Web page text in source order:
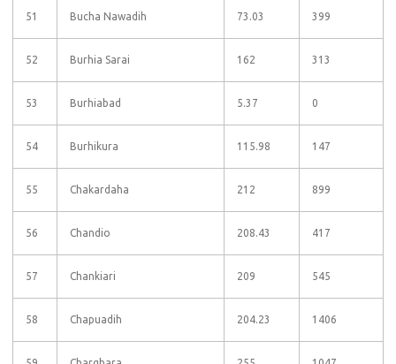
51 Bucha Nawadih 73.03 399
52 Burhia Sarai 162 313
53 Burhiabad 5.37 0
54 Burhikura 115.98 147
55 Chakardaha 212 899
56 Chandio 208.43 417
57 Chankiari 209 545
58 Chapuadih 204.23 1406